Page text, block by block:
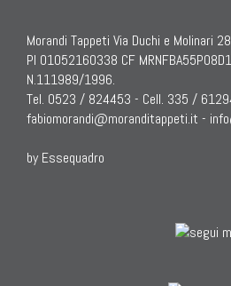
Morandi Tappeti Via Duchi e Molinari
PI 01052160338 CF
N.111989/1996.
Tel. 0523 / 824453 - Cell. 335 /
fabiomorandi@moranditappeti.it -
by Essequadro